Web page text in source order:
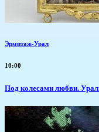
Эрмитаж-Урал
10:00
Под колесами любви.